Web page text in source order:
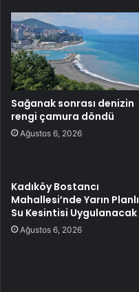
Sağanak sonrası denizin
rengi çamura döndü
Ağustos 6, 2026
Kadıköy Bostancı
Mahallesi’nde Yarın Planlı
Su Kesintisi Uygulanacak
Ağustos 6, 2026